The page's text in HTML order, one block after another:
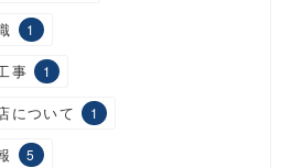
1
事 1
について 1
5